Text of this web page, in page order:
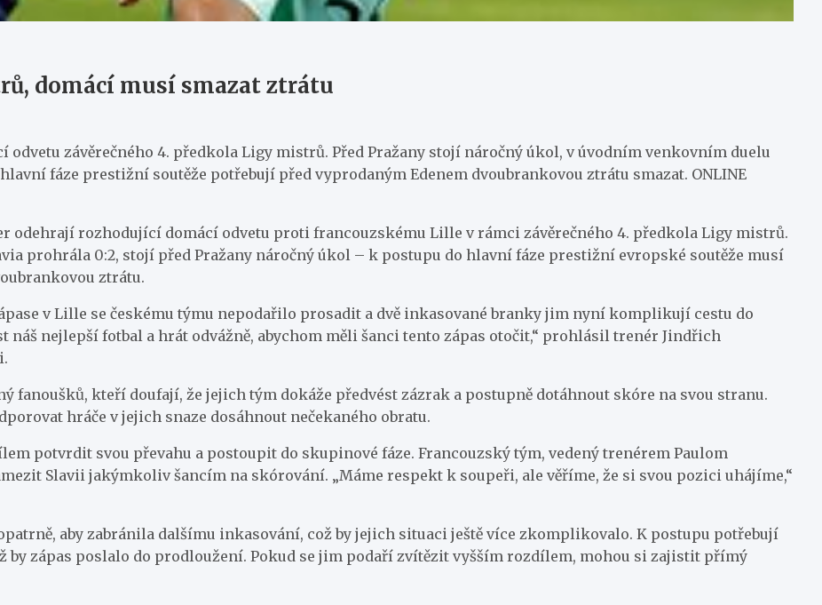
domácí musí smazat ztrátu
závěrečného 4. předkola Ligy mistrů. Před Pražany stojí náročný úkol, v úvodním venkovním duelu
fáze prestižní soutěže potřebují před vyprodaným Edenem dvoubrankovou ztrátu smazat. ONLINE
odehrají rozhodující domácí odvetu proti francouzskému Lille v rámci závěrečného 4. předkola Ligy mistrů.
prohrála 0:2, stojí před Pražany náročný úkol – k postupu do hlavní fáze prestižní evropské soutěže musí
ztrátu.
v Lille se českému týmu nepodařilo prosadit a dvě inkasované branky jim nyní komplikují cestu do
nejlepší fotbal a hrát odvážně, abychom měli šanci tento zápas otočit,“ prohlásil trenér Jindřich
fanoušků, kteří doufají, že jejich tým dokáže předvést zázrak a postupně dotáhnout skóre na svou stranu.
hráče v jejich snaze dosáhnout nečekaného obratu.
potvrdit svou převahu a postoupit do skupinové fáze. Francouzský tým, vedený trenérem Paulom
Slavii jakýmkoliv šancím na skórování. „Máme respekt k soupeři, ale věříme, že si svou pozici uhájíme,“
aby zabránila dalšímu inkasování, což by jejich situaci ještě více zkomplikovalo. K postupu potřebují
by zápas poslalo do prodloužení. Pokud se jim podaří zvítězit vyšším rozdílem, mohou si zajistit přímý